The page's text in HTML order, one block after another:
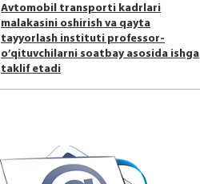
Аvtоmоbil trаnspоrti kаdrlаri
mаlаkаsini оshirish vа qаytа
tаyyorlаsh instituti prоfеssоr-
o’qituvchilаrni sоаtbаy аsоsidа ishgа
tаklif etаdi